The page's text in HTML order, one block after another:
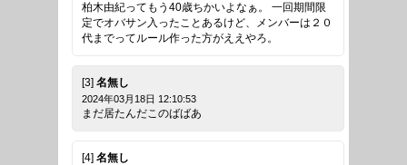
柏木由紀ってもう40歳ちかいよなぁ。 一回期間限
定でオバサン入ったことあるけど、メンバーは２０
代までってルール作った方がええやろ。
[3] 名無し
2024年03月18日 12:10:53
まだ居たんだこのばばあ
[4] 名無し